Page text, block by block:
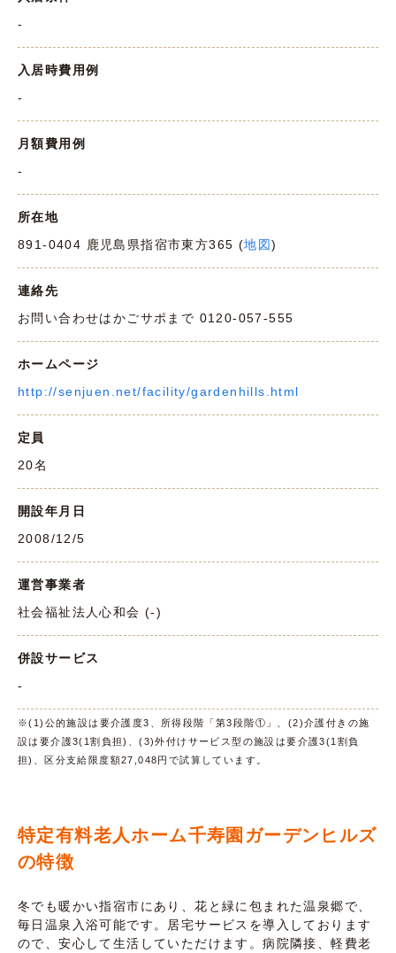
-
入居時費用例
-
月額費用例
-
所在地
891-0404 鹿児島県指宿市東方365 (地図)
連絡先
お問い合わせはかごサポまで 0120-057-555
ホームページ
http://senjuen.net/facility/gardenhills.html
定員
20名
開設年月日
2008/12/5
運営事業者
社会福祉法人心和会 (-)
併設サービス
-
※(1)公的施設は要介護度3、所得段階「第3段階①」、(2)介護付きの施
設は要介護3(1割負担)、(3)外付けサービス型の施設は要介護3(1割負
担)、区分支給限度額27,048円で試算しています。
特定有料老人ホーム千寿園ガーデンヒルズ
の特徴
冬でも暖かい指宿市にあり、花と緑に包まれた温泉郷で、
毎日温泉入浴可能です。居宅サービスを導入しております
ので、安心して生活していただけます。病院隣接、軽費老